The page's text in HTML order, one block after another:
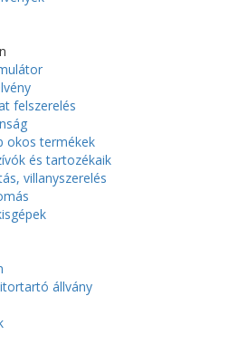
felszerelés
okos termékek
és tartozékaik
villanyszerelés
állvány